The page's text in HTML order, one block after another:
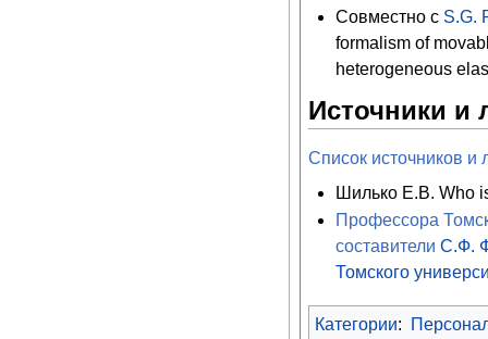
Совместно с S.G.
formalism of
heterogeneous
Источники и
Список источников
Шилько Е.В. Who
Профессора
составителиС.Ф.
Томского
Категории: